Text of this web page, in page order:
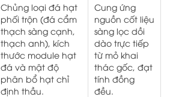
Chủng loại đá hạt
phối trộn (đá cẩm
thạch sàng cạnh,
thạch anh), kích
thước module hạt
đá và mật độ
phân bổ hạt chỉ
định thầu.
Cung ứng
nguồn cốt liệu
sàng lọc dồi
dào trực tiếp
từ mỏ khai
thác gốc, đạt
tính đồng
đều.